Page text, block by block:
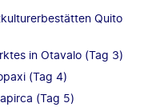
Quito
in Otavalo (Tag 3)
(Tag 4)
(Tag 5)